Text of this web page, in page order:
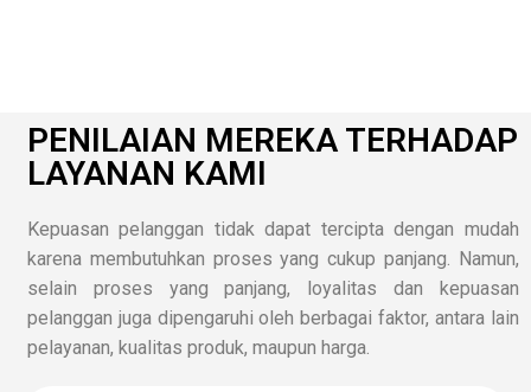
PENILAIAN MEREKA TERHADAP
LAYANAN KAMI
Kepuasan pelanggan tidak dapat tercipta dengan mudah
karena membutuhkan proses yang cukup panjang. Namun,
selain proses yang panjang, loyalitas dan kepuasan
pelanggan juga dipengaruhi oleh berbagai faktor, antara lain
pelayanan, kualitas produk, maupun harga.